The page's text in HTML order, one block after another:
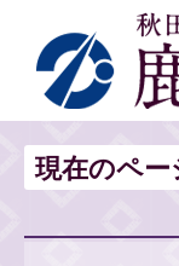
現在のペー